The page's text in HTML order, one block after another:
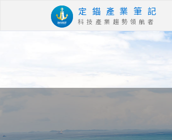
定 錨 產 業 筆 記
科 技 產 業 趨 勢 領 航 者